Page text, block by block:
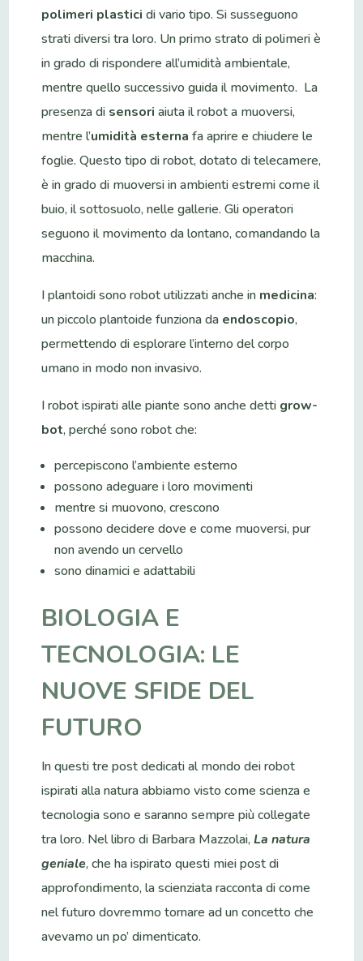
polimeri plastici di vario tipo. Si susseguono
strati diversi tra loro. Un primo strato di polimeri è
in grado di rispondere all’umidità ambientale,
mentre quello successivo guida il movimento. La
presenza di sensori aiuta il robot a muoversi,
mentre l’umidità esterna fa aprire e chiudere le
foglie. Questo tipo di robot, dotato di telecamere,
è in grado di muoversi in ambienti estremi come il
buio, il sottosuolo, nelle gallerie. Gli operatori
seguono il movimento da lontano, comandando la
macchina.
I plantoidi sono robot utilizzati anche in medicina:
un piccolo plantoide funziona da endoscopio,
permettendo di esplorare l’interno del corpo
umano in modo non invasivo.
I robot ispirati alle piante sono anche detti grow-
bot, perché sono robot che:
percepiscono l’ambiente esterno
possono adeguare i loro movimenti
mentre si muovono, crescono
possono decidere dove e come muoversi, pur
non avendo un cervello
sono dinamici e adattabili
BIOLOGIA E
TECNOLOGIA: LE
NUOVE SFIDE DEL
FUTURO
In questi tre post dedicati al mondo dei robot
ispirati alla natura abbiamo visto come scienza e
tecnologia sono e saranno sempre più collegate
tra loro. Nel libro di Barbara Mazzolai,La natura
geniale, che ha ispirato questi miei post di
approfondimento, la scienziata racconta di come
nel futuro dovremmo tornare ad un concetto che
avevamo un po’ dimenticato.